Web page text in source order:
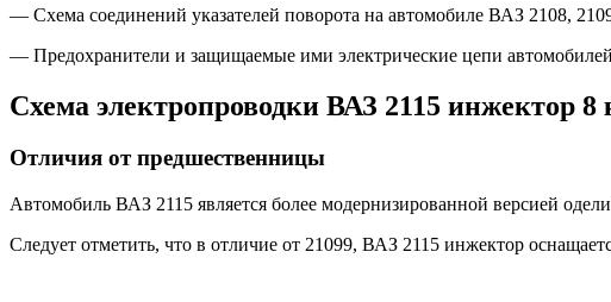
— Схема соединений указателей поворота на автомобиле ВАЗ 2108,
— Предохранители и защищаемые ими электрические цепи
Схема электропроводки ВАЗ 2115 инжектор 8
Отличия от предшественницы
Автомобиль ВАЗ 2115 является более модернизированной версией
Следует отметить, что в отличие от 21099, ВАЗ 2115 инжектор